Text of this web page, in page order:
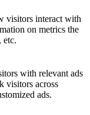
visitors interact with
on metrics the
etc.
with relevant ads
visitors across
ads.